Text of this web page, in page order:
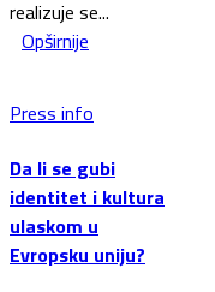
realizuje se...
Opširnije
Press info
Da li se gubi
identitet i kultura
ulaskom u
Evropsku uniju?